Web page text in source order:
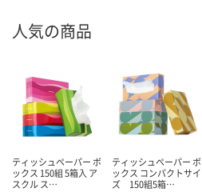
人気の商品
ティッシュペーパー ボ
ックス 150組 5箱入 ア
スクル ス…
ティッシュペーパー ボ
ックス コンパクトサイ
ズ 150組5箱…